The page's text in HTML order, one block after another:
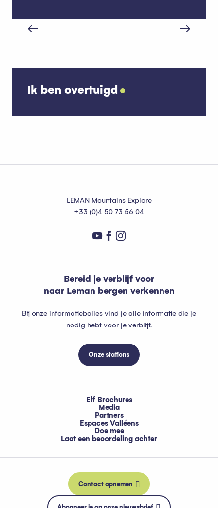
Ik ben overtuigd
LEMAN Mountains Explore
+33 (0)4 50 73 56 04
Bereid je verblijf voor
naar Leman bergen verkennen
Bij onze informatiebalies vind je alle informatie die je
nodig hebt voor je verblijf.
Onze stations
Elf Brochures
Media
Partners
Espaces Valléens
Doe mee
Laat een beoordeling achter
Contact opnemen